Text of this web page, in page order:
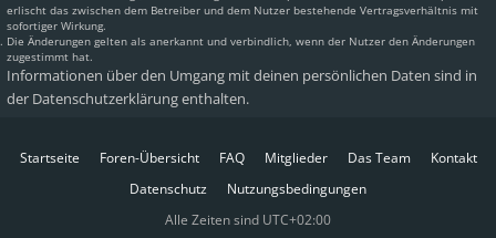
erlischt das zwischen dem Betreiber und dem Nutzer bestehende Vertragsverhältnis mit
sofortiger Wirkung.
Die Änderungen gelten als anerkannt und verbindlich, wenn der Nutzer den Änderungen
zugestimmt hat.
Informationen über den Umgang mit deinen persönlichen Daten sind in
der Datenschutzerklärung enthalten.
Startseite Foren-Übersicht FAQ Mitglieder Das Team
Kontakt
Datenschutz
Nutzungsbedingungen
Alle Zeiten sind UTC+02:00